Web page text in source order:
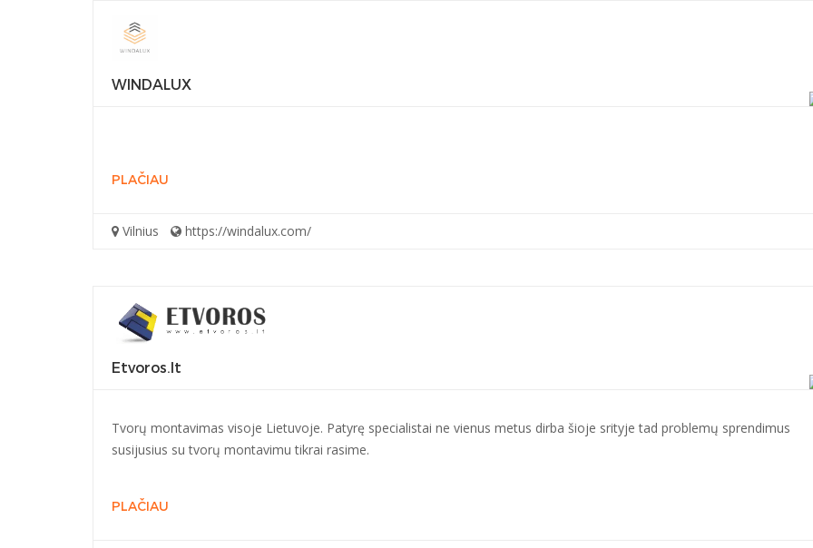
WINDALUX
PLAČIAU
Vilnius https://windalux.com/
Etvoros.lt
Tvorų montavimas visoje Lietuvoje. Patyrę specialistai ne vienus metus dirba šioje srityje tad problemų sprendimus
susijusius su tvorų montavimu tikrai rasime.
PLAČIAU